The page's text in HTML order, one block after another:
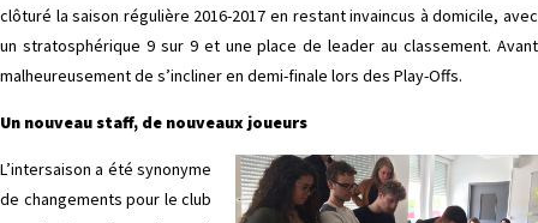
clôturé la saison régulière 2016-2017 en restant invaincus à domicile, avec
un stratosphérique 9 sur 9 et une place de leader au classement. Avant
malheureusement de s’incliner en demi-finale lors des Play-Offs.
Un nouveau staff, de nouveaux joueurs
L’intersaison a été synonyme
de changements pour le club